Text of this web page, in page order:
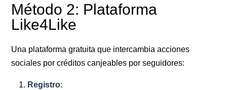
Método 2: Plataforma
Like4Like
Una plataforma gratuita que intercambia acciones
sociales por créditos canjeables por seguidores:
Registro: